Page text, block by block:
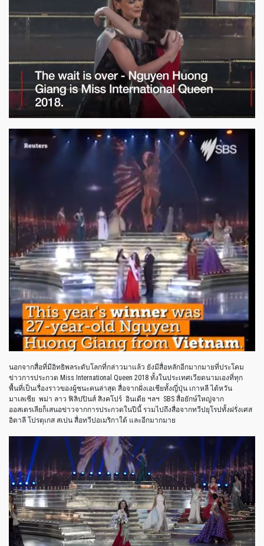
นอกจากสื่อที่มีอิทธิพลระดับโลกที่กล่าวมาแล้ว ยังมีสื่อหลักอีกมากมายที่ประโคม
ข่าวการประกวด Miss International Queen 2018 ทั้งในประเทศเวียดนามเองที่ทุก
พื้นที่เป็นเรื่องราวของผู้ชนะคนล่าสุด สื่อจากฝั่งเอเชียทั้งญี่ปุ่น เกาหลี ไต้หวัน
มาเลเซีย พม่า ลาว ฟิลิปปินส์ สิงคโปร์ อินเดีย ฯลฯ SBS สื่อยักษ์ใหญ่จาก
ออสเตรเลียก็เสนอข่าวจากการประกวดในปีนี้ รวมไปถึงสื่อจากทวีปยุโรปทั้งฝรั่งเศส
อิตาลี โปรตุเกส สเปน สื่อทวีปอเมริกาใต้ และอีกมากมาย